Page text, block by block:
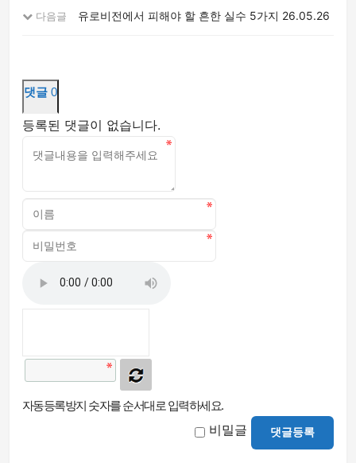
다음글 유로비전에서 피해야 할 흔한 실수 5가지 26.05.26
댓글 0
등록된 댓글이 없습니다.
자동등록방지 숫자를 순서대로 입력하세요.
비밀글 댓글등록